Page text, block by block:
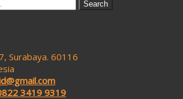
Surabaya. 60116
3419 9319